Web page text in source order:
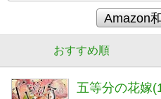
おすすめ順
五等分の花嫁